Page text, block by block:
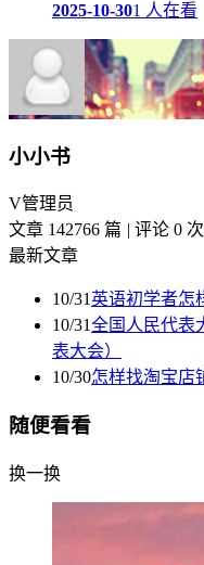
2025-10-301 人在看
小小书
V管理员
文章 142766 篇
评论 0 次
最新文章
10/31英语初学者怎
10/31全国人民代表
表大会）
10/30怎样找淘宝店
随便看看
换一换